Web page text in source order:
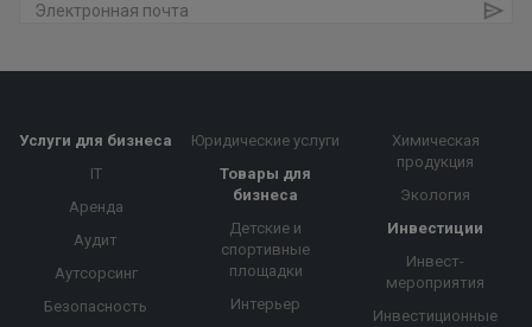
Услуги для бизнеса
IT
Аренда
Аудит
Аутсорсинг
Безопасность
Юридические услуги
Товары для
бизнеса
Детские и
спортивные
площадки
Интерьер
Химическая
продукция
Экология
Инвестиции
Инвест-
мероприятия
Инвестиционные